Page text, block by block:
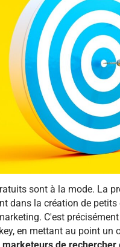
sont à la mode. La
dans la création de
C'est
en mettant au point un